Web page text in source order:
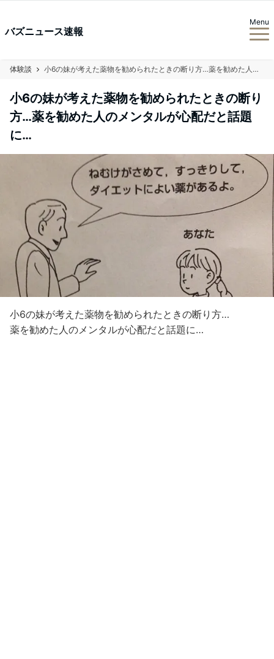
バズニュース速報
Menu
体験談 小6の妹が考えた薬物を勧められたときの断り方…薬を勧めた人のメンタルが心配だと話題に…
小6の妹が考えた薬物を勧められたときの断り
方…薬を勧めた人のメンタルが心配だと話題
に…
小6の妹が考えた薬物を勧められたときの断り方…
薬を勧めた人のメンタルが心配だと話題に…